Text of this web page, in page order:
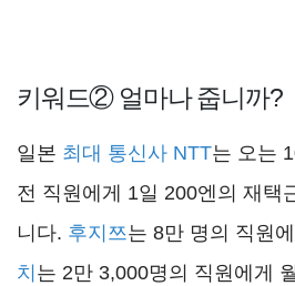
키워드② 얼마나 줍니까?
일본 최대 통신사 NTT는 오는
전 직원에게 1일 200엔의 재택
니다. 후지쯔는 8만 명의 직원
치 는 2만 3,000명의 직원에게